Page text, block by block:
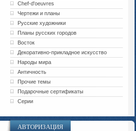
Chef-d'oeuvres
Чертежи и планы
Русские художники
Планы русских городов
Восток
Декоративно-прикладное искусство
Народы мира
Античность
Прочие темы
Подарочные сертификаты
Серии
АВТОРИЗАЦИЯ